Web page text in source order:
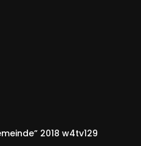
2018 w4tv129